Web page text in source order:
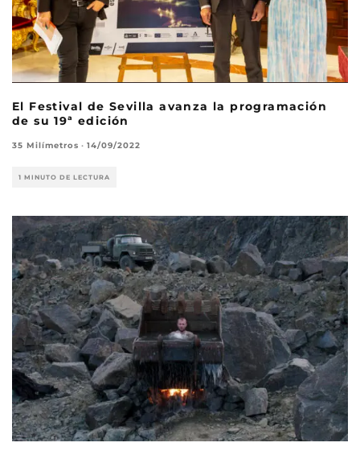
El Festival de Sevilla avanza la programación
de su 19ª edición
35 Milímetros · 14/09/2022
1 MINUTO DE LECTURA